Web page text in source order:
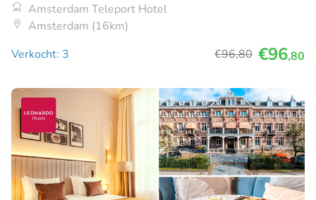
Amsterdam Teleport Hotel
Amsterdam (16km)
Verkocht: 3
€96,80 €96,80